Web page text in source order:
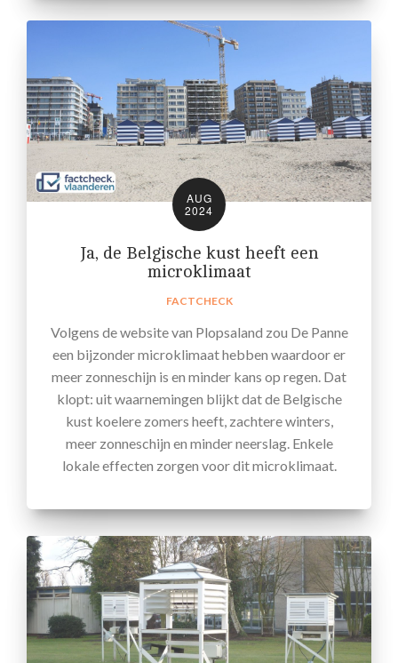
AUG
2024
Ja, de Belgische kust heeft een
microklimaat
FACTCHECK
Volgens de website van Plopsaland zou De Panne
een bijzonder microklimaat hebben waardoor er
meer zonneschijn is en minder kans op regen. Dat
klopt: uit waarnemingen blijkt dat de Belgische
kust koelere zomers heeft, zachtere winters,
meer zonneschijn en minder neerslag. Enkele
lokale effecten zorgen voor dit microklimaat.